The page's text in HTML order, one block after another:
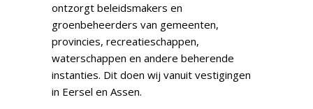
ontzorgt beleidsmakers en
groenbeheerders van gemeenten,
provincies, recreatieschappen,
waterschappen en andere beherende
instanties. Dit doen wij vanuit vestigingen
in Eersel en Assen.